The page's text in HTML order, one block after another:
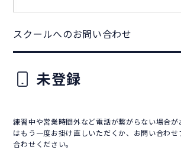
スクールへのお問い合わせ
未登録
練習中や営業時間外など電話が繋がらない場合が
はもう一度お掛け直しいただくか、お問い合わ
合わせください。